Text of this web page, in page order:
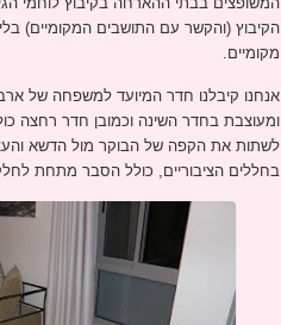
הקיבוץ (והקשר עם התושבים המקומיים) בלי
מקומיים.
אנחנו קיבלנו חדר המיועד למשפחה של
ומעוצבת בחדר השינה וכמובן חדר רחצה
לשתות את הקפה של הבוקר מול הדשא
בחללים הציבוריים, כולל הסבר מתחת